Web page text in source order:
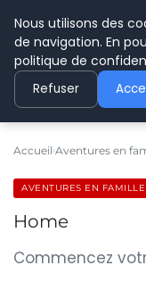
Accueil Aventures en
AVENTURES EN FAMILLE
Home
Commencez
Nous utilisons des
de navigation. En
politique de
Refuser